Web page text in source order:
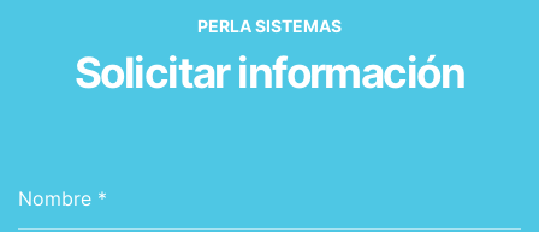
PERLA SISTEMAS
Solicitar información